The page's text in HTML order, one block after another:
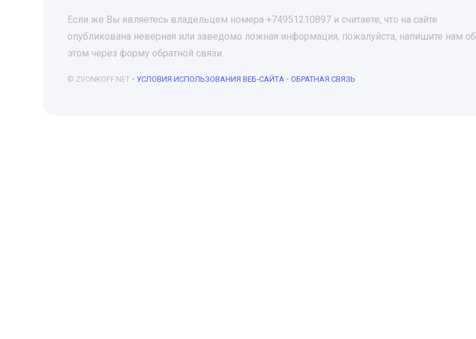
Если же Вы являетесь владельцем номера +74951210897 и считаете, что на сайте
опубликована неверная или заведомо ложная информация, пожалуйста, напишите нам об
этом через форму обратной связи.
© ZVONKOFF.NET • УСЛОВИЯ ИСПОЛЬЗОВАНИЯ ВЕБ-САЙТА • ОБРАТНАЯ СВЯЗЬ